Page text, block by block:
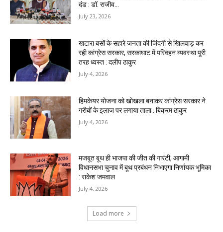
दंड : डॉ. राजीव...
July 23, 2026
खटारा बसों के सहारे जनता की जिंदगी से खिलवाड़ कर
रही कांग्रेस सरकार, सरकाघाट में परिवहन व्यवस्था पूरी
तरह ध्वस्त : दलीप ठाकुर
July 4, 2026
हिमकेयर योजना को खोखला बनाकर कांग्रेस सरकार ने
गरीबों के इलाज पर लगाया ताला : बिक्रम ठाकुर
July 4, 2026
मजबूत बूथ ही भाजपा की जीत की गारंटी, आगामी
विधानसभा चुनाव में बूथ प्रबंधन निभाएगा निर्णायक भूमिका
: राकेश जमवाल
July 4, 2026
Load more